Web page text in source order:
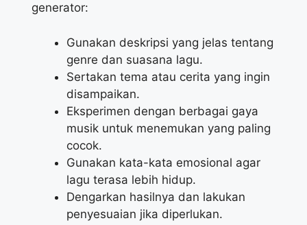
generator:
Gunakan deskripsi yang jelas tentang
genre dan suasana lagu.
Sertakan tema atau cerita yang ingin
disampaikan.
Eksperimen dengan berbagai gaya
musik untuk menemukan yang paling
cocok.
Gunakan kata-kata emosional agar
lagu terasa lebih hidup.
Dengarkan hasilnya dan lakukan
penyesuaian jika diperlukan.